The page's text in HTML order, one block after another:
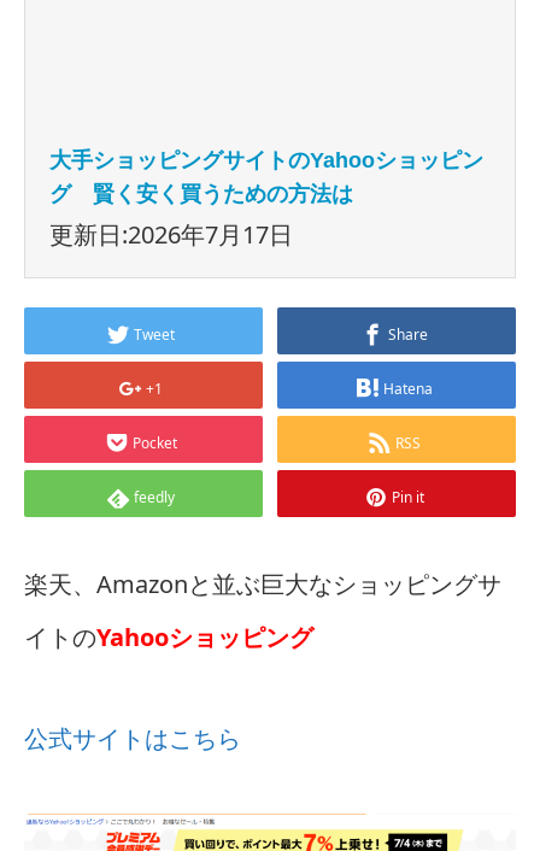
大手ショッピングサイトのYahooショッピン
グ 賢く安く買うための方法は
更新日:2026年7月17日
Tweet Share
+1 Hatena
Pocket RSS
feedly Pin it
楽天、Amazonと並ぶ巨大なショッピングサ
イトのYahooショッピング
公式サイトはこちら